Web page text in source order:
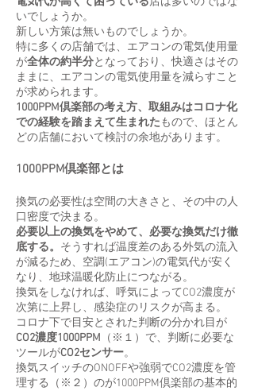
いでしょうか。
新しい方策は無いものでしょうか。
特に多くの店舗では、エアコンの電気使用量
が全体の約半分となっており、快適さはその
ままに、エアコンの電気使用量を減らすこと
が求められます。
1000PPM倶楽部の考え方、取組みはコロナ化
での経験を踏まえて生まれたもので、ほとん
どの店舗において検討の余地があります。
1000PPM倶楽部とは
換気の必要性は空間の大きさと、その中の人
口密度で決まる。
必要以上の換気をやめて、必要な換気だけ徹
底する。 そうすれば温度差のある外気の流入
が減るため、空調(エアコン)の電気代が安く
なり、地球温暖化防止につながる。
換気をしなければ、呼気によってCO2濃度が
次第に上昇し、感染症のリスクが高まる。
コロナ下で目安とされた判断の分かれ目が
CO2濃度1000PPM （※１） で、判断に必要な
ツールがCO2センサー。
換気スイッチのONOFFや強弱でCO2濃度を管
理する（※２）のが1000PPM倶楽部の基本的